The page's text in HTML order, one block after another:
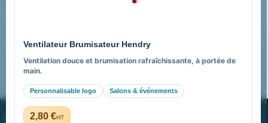
Ventilateur Brumisateur Hendry
Ventilation douce et brumisation rafraîchissante, à portée de
main.
Personnalisable logo Salons & événements
2,80 €HT
Nos expertises & accompagnement global
FAQ sur Promenoch Goodies Pub France
Pourquoi ça a marché à 100% pour moi ?
PROMENOCH GOODIES